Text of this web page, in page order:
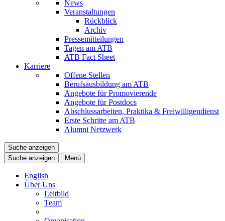
News
Veranstaltungen
Rückblick
Archiv
Pressemitteilungen
Tagen am ATB
ATB Fact Sheet
Karriere
Offene Stellen
Berufsausbildung am ATB
Angebote für Promovierende
Angebote für Postdocs
Abschlussarbeiten, Praktika & Freiwilligendienst
Erste Schritte am ATB
Alumni Netzwerk
Suche anzeigen
Suche anzeigen
Menü
English
Über Uns
Leitbild
Team